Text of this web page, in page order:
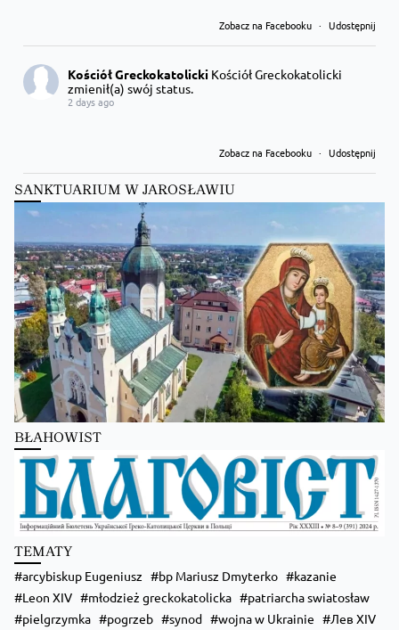
Zobacz na Facebooku · Udostępnij
Kościół Greckokatolicki Kościół Greckokatolicki
zmienił(a) swój status.
2 days ago
Zobacz na Facebooku · Udostępnij
Kościół GreckokatolickiKościół Greckokatolicki
zmienił(a) swój status.
Zobacz na Facebooku · Udostępnij
SANKTUARIUM W JAROSŁAWIU
BŁAHOWIST
TEMATY
arcybiskup Eugeniusz bp Mariusz Dmyterko
kazanie
Leon XIV
młodzież greckokatolicka
patriarcha swiatosław
pielgrzymka
pogrzeb synod wojna w Ukrainie
Лев XIV